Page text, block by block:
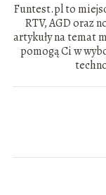
Funtest.pl to
RTV, AGD oraz
artykuły na temat
pomogą Ci w